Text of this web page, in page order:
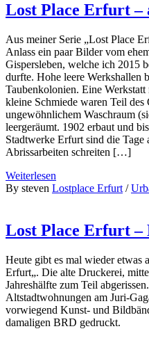
Lost Place Erfurt
Aus meiner Serie „Lost Place
Anlass ein paar Bilder vom
Gispersleben, welche ich 2015
durfte. Hohe leere Werkshallen
Taubenkolonien. Eine
kleine Schmiede waren Teil des
ungewöhnlichem Waschraum
leergeräumt. 1902 erbaut und
Stadtwerke Erfurt sind die Tage
Abrissarbeiten schreiten […]
Weiterlesen
By steven Lostplace Erfurt /
Lost Place Erfurt
Heute gibt es mal wieder etwas
Erfurt„. Die alte Druckerei,
Jahreshälfte zum Teil
Altstadtwohnungen am Juri-
vorwiegend Kunst- und
damaligen BRD gedruckt.